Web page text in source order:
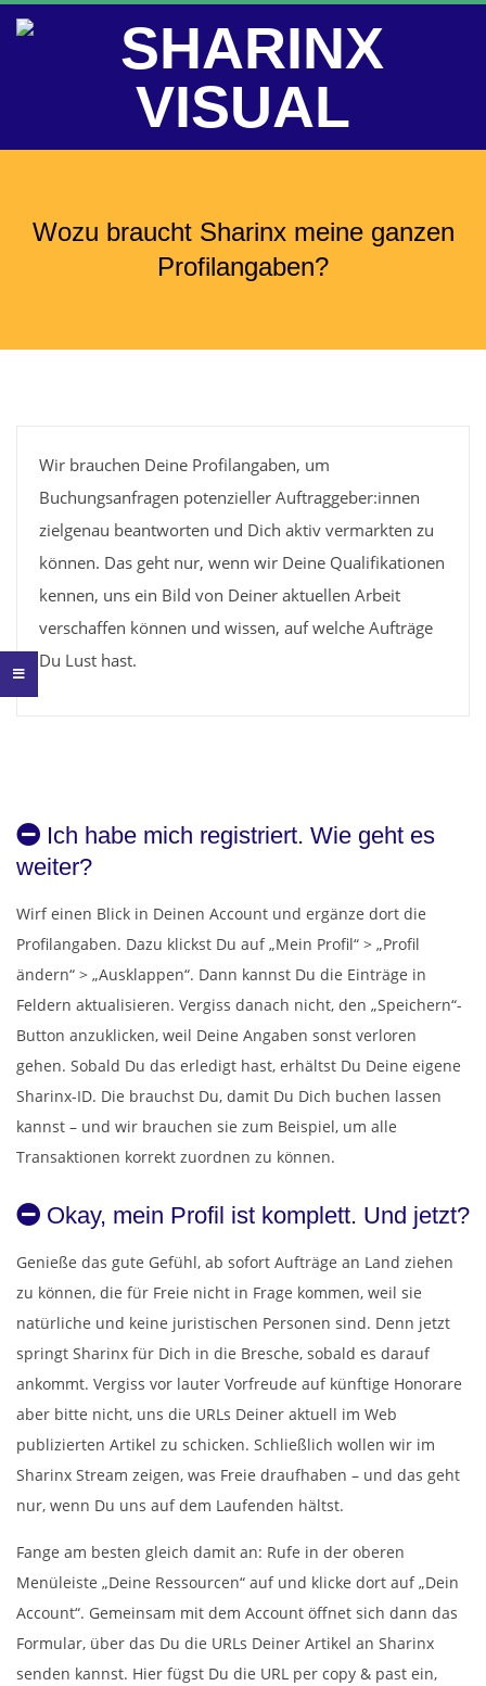
Skip
S
H
R
N
X
Menu
Wozu braucht Sharinx meine ganzen
Profilangaben?
Wir brauchen Deine Profilangaben, um
Buchungsanfragen potenzieller Auftraggeber:innen
zielgenau beantworten und Dich aktiv vermarkten zu
können. Das geht nur, wenn wir Deine Qualifikationen
kennen, uns ein Bild von Deiner aktuellen Arbeit
verschaffen können und wissen, auf welche Aufträge
Du Lust hast.
Ich habe mich registriert. Wie geht es
weiter?
Wirf einen Blick in Deinen Account und ergänze dort die
Profilangaben. Dazu klickst Du auf „Mein Profil“ > „Profil
ändern“ > „Ausklappen“. Dann kannst Du die Einträge in
Feldern aktualisieren. Vergiss danach nicht, den „Speichern“-
Button anzuklicken, weil Deine Angaben sonst verloren
gehen. Sobald Du das erledigt hast, erhältst Du Deine eigene
Sharinx-ID. Die brauchst Du, damit Du Dich buchen lassen
kannst – und wir brauchen sie zum Beispiel, um alle
Transaktionen korrekt zuordnen zu können.
Okay, mein Profil ist komplett. Und jetzt?
Genieße das gute Gefühl, ab sofort Aufträge an Land ziehen
zu können, die für Freie nicht in Frage kommen, weil sie
natürliche und keine juristischen Personen sind. Denn jetzt
springt Sharinx für Dich in die Bresche, sobald es darauf
ankommt. Vergiss vor lauter Vorfreude auf künftige Honorare
aber bitte nicht, uns die URLs Deiner aktuell im Web
publizierten Artikel zu schicken. Schließlich wollen wir im
Sharinx Stream zeigen, was Freie draufhaben – und das geht
nur, wenn Du uns auf dem Laufenden hältst.
Fange am besten gleich damit an: Rufe in der oberen
Menüleiste „Deine Ressourcen“ auf und klicke dort auf „Dein
Account“. Gemeinsam mit dem Account öffnet sich dann das
Formular, über das Du die URLs Deiner Artikel an Sharinx
senden kannst. Hier fügst Du die URL per copy & past ein,